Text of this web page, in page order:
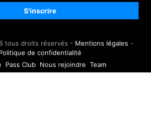
tous droits réservés - Mentions légales -
de confidentialité
Pass Club Nous rejoindre Team